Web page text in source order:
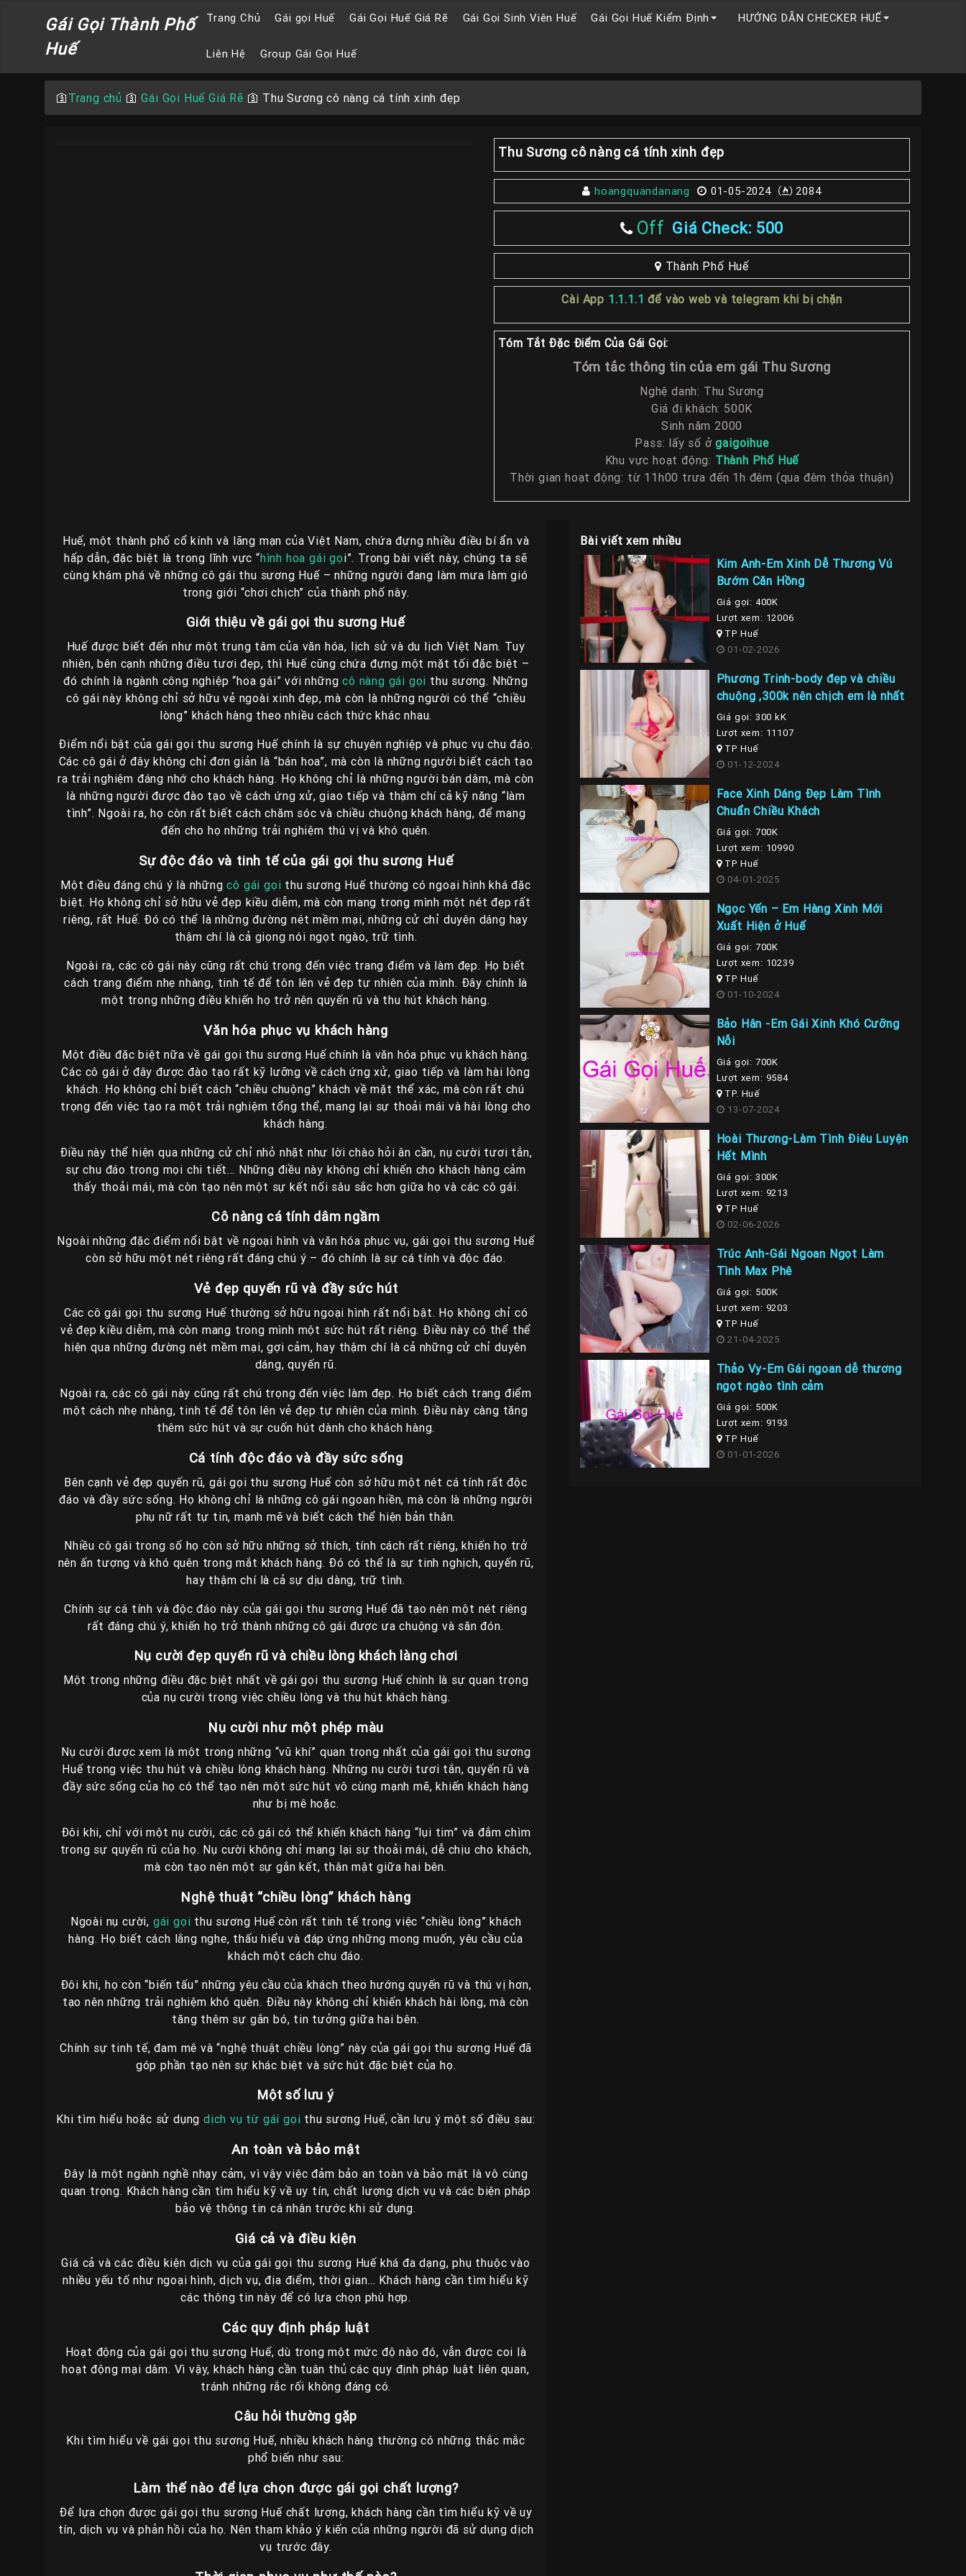
Gái Gọi Thành Phố
Huế
Trang Chủ Gái gọi Huế Gái Gọi Huế Giá Rẽ Gái Gọi Sinh Viên Huế Gái Gọi Huế Kiểm Định HƯỚNG DẪN CHECKER HUẾ
Liên Hệ Group Gái Gọi Huế
🛐 Trang chủ 🛐Gái Gọi Huế Giá Rẽ 🛐 Thu Sương cô nàng cá tính xinh đẹp
Thu Sương cô nàng cá tính xinh đẹp
hoangquandanang 01-05-2024 2084
Off Giá Check: 500
Thành Phố Huế
Cài App 1.1.1.1 để vào web và telegram khi bị chặn
Tóm Tắt Đặc Điểm Của Gái Gọi:
Tóm tắc thông tin của em gái Thu Sương
Nghệ danh: Thu Sương
Giá đi khách: 500K
Sinh năm 2000
Pass: lấy số ởgaigoihue
Khu vực hoạt động: Thành Phố Huế
Thời gian hoạt động: từ 11h00 trưa đến 1h đêm (qua đêm thỏa thuận)
Huế, một thành phố cổ kính và lãng mạn của Việt Nam, chứa đựng nhiều điều bí ẩn và
hấp dẫn, đặc biệt là trong lĩnh vực “hình hoa gái gọi”. Trong bài viết này, chúng ta sẽ
cùng khám phá về những cô gái thu sương Huế – những người đang làm mưa làm gió
trong giới “chơi chịch” của thành phố này.
Giới thiệu về gái gọi thu sương Huế
Huế được biết đến như một trung tâm của văn hóa, lịch sử và du lịch Việt Nam. Tuy
nhiên, bên cạnh những điều tươi đẹp, thì Huế cũng chứa đựng một mặt tối đặc biệt –
đó chính là ngành công nghiệp “hoa gái” với nhữngcô nàng gái gọi thu sương. Những
cô gái này không chỉ sở hữu vẻ ngoài xinh đẹp, mà còn là những người có thể “chiều
lòng” khách hàng theo nhiều cách thức khác nhau.
Điểm nổi bật của gái gọi thu sương Huế chính là sự chuyên nghiệp và phục vụ chu đáo.
Các cô gái ở đây không chỉ đơn giản là “bán hoa”, mà còn là những người biết cách tạo
ra trải nghiệm đáng nhớ cho khách hàng. Họ không chỉ là những người bán dâm, mà còn
là những người được đào tạo về cách ứng xử, giao tiếp và thậm chí cả kỹ năng “làm
tình”. Ngoài ra, họ còn rất biết cách chăm sóc và chiều chuộng khách hàng, để mang
đến cho họ những trải nghiệm thú vị và khó quên.
Sự độc đáo và tinh tế của gái gọi thu sương Huế
Một điều đáng chú ý là nhữngcô gái gọi thu sương Huế thường có ngoại hình khá đặc
biệt. Họ không chỉ sở hữu vẻ đẹp kiều diễm, mà còn mang trong mình một nét đẹp rất
riêng, rất Huế. Đó có thể là những đường nét mềm mại, những cử chỉ duyên dáng hay
thậm chí là cả giọng nói ngọt ngào, trữ tình.
Ngoài ra, các cô gái này cũng rất chú trọng đến việc trang điểm và làm đẹp. Họ biết
cách trang điểm nhẹ nhàng, tinh tế để tôn lên vẻ đẹp tự nhiên của mình. Đây chính là
một trong những điều khiến họ trở nên quyến rũ và thu hút khách hàng.
Văn hóa phục vụ khách hàng
Một điều đặc biệt nữa về gái gọi thu sương Huế chính là văn hóa phục vụ khách hàng.
Các cô gái ở đây được đào tạo rất kỹ lưỡng về cách ứng xử, giao tiếp và làm hài lòng
khách. Họ không chỉ biết cách “chiều chuộng” khách về mặt thể xác, mà còn rất chú
trọng đến việc tạo ra một trải nghiệm tổng thể, mang lại sự thoải mái và hài lòng cho
khách hàng.
Điều này thể hiện qua những cử chỉ nhỏ nhặt như lời chào hỏi ân cần, nụ cười tươi tắn,
sự chu đáo trong mọi chi tiết… Những điều này không chỉ khiến cho khách hàng cảm
thấy thoải mái, mà còn tạo nên một sự kết nối sâu sắc hơn giữa họ và các cô gái.
Cô nàng cá tính dâm ngầm
Ngoài những đặc điểm nổi bật về ngoại hình và văn hóa phục vụ, gái gọi thu sương Huế
còn sở hữu một nét riêng rất đáng chú ý – đó chính là sự cá tính và độc đáo.
Vẻ đẹp quyến rũ và đầy sức hút
Các cô gái gọi thu sương Huế thường sở hữu ngoại hình rất nổi bật. Họ không chỉ có
vẻ đẹp kiều diễm, mà còn mang trong mình một sức hút rất riêng. Điều này có thể thể
hiện qua những đường nét mềm mại, gợi cảm, hay thậm chí là cả những cử chỉ duyên
dáng, quyến rũ.
Ngoài ra, các cô gái này cũng rất chú trọng đến việc làm đẹp. Họ biết cách trang điểm
một cách nhẹ nhàng, tinh tế để tôn lên vẻ đẹp tự nhiên của mình. Điều này càng tăng
thêm sức hút và sự cuốn hút dành cho khách hàng.
Cá tính độc đáo và đầy sức sống
Bên cạnh vẻ đẹp quyến rũ, gái gọi thu sương Huế còn sở hữu một nét cá tính rất độc
đáo và đầy sức sống. Họ không chỉ là những cô gái ngoan hiền, mà còn là những người
phụ nữ rất tự tin, mạnh mẽ và biết cách thể hiện bản thân.
Nhiều cô gái trong số họ còn sở hữu những sở thích, tính cách rất riêng, khiến họ trở
nên ấn tượng và khó quên trong mắt khách hàng. Đó có thể là sự tinh nghịch, quyến rũ,
hay thậm chí là cả sự dịu dàng, trữ tình.
Chính sự cá tính và độc đáo này của gái gọi thu sương Huế đã tạo nên một nét riêng
rất đáng chú ý, khiến họ trở thành những cô gái được ưa chuộng và săn đón.
Nụ cười đẹp quyến rũ và chiều lòng khách làng chơi
Một trong những điều đặc biệt nhất về gái gọi thu sương Huế chính là sự quan trọng
của nụ cười trong việc chiều lòng và thu hút khách hàng.
Nụ cười như một phép màu
Nụ cười được xem là một trong những “vũ khí” quan trọng nhất của gái gọi thu sương
Huế trong việc thu hút và chiều lòng khách hàng. Những nụ cười tươi tắn, quyến rũ và
đầy sức sống của họ có thể tạo nên một sức hút vô cùng mạnh mẽ, khiến khách hàng
như bị mê hoặc.
Đôi khi, chỉ với một nụ cười, các cô gái có thể khiến khách hàng “lụi tim” và đắm chìm
trong sự quyến rũ của họ. Nụ cười không chỉ mang lại sự thoải mái, dễ chịu cho khách,
mà còn tạo nên một sự gắn kết, thân mật giữa hai bên.
Nghệ thuật “chiều lòng” khách hàng
Ngoài nụ cười, gái gọi thu sương Huế còn rất tinh tế trong việc “chiều lòng” khách
hàng. Họ biết cách lắng nghe, thấu hiểu và đáp ứng những mong muốn, yêu cầu của
khách một cách chu đáo.
Đôi khi, họ còn “biến tấu” những yêu cầu của khách theo hướng quyến rũ và thú vị hơn,
tạo nên những trải nghiệm khó quên. Điều này không chỉ khiến khách hài lòng, mà còn
tăng thêm sự gắn bó, tin tưởng giữa hai bên.
Chính sự tinh tế, đam mê và “nghệ thuật chiều lòng” này của gái gọi thu sương Huế đã
góp phần tạo nên sự khác biệt và sức hút đặc biệt của họ.
Một số lưu ý
Khi tìm hiểu hoặc sử dụng dịch vụ từ gái gọi thu sương Huế, cần lưu ý một số điều sau:
An toàn và bảo mật
Đây là một ngành nghề nhạy cảm, vì vậy việc đảm bảo an toàn và bảo mật là vô cùng
quan trọng. Khách hàng cần tìm hiểu kỹ về uy tín, chất lượng dịch vụ và các biện pháp
bảo vệ thông tin cá nhân trước khi sử dụng.
Giá cả và điều kiện
Giá cả và các điều kiện dịch vụ của gái gọi thu sương Huế khá đa dạng, phụ thuộc vào
nhiều yếu tố như ngoại hình, dịch vụ, địa điểm, thời gian… Khách hàng cần tìm hiểu kỹ
các thông tin này để có lựa chọn phù hợp.
Các quy định pháp luật
Hoạt động của gái gọi thu sương Huế, dù trong một mức độ nào đó, vẫn được coi là
hoạt động mại dâm. Vì vậy, khách hàng cần tuân thủ các quy định pháp luật liên quan,
tránh những rắc rối không đáng có.
Câu hỏi thường gặp
Khi tìm hiểu về gái gọi thu sương Huế, nhiều khách hàng thường có những thắc mắc
phổ biến như sau:
Làm thế nào để lựa chọn được gái gọi chất lượng?
Để lựa chọn được gái gọi thu sương Huế chất lượng, khách hàng cần tìm hiểu kỹ về uy
tín, dịch vụ và phản hồi của họ. Nên tham khảo ý kiến của những người đã sử dụng dịch
vụ trước đây.
Bài viết xem nhiều
Kim Anh-Em Xinh Dễ Thương Vú
Bướm Căn Hồng
Giá gọi: 400K
Lượt xem: 12006
TP Huế
01-02-2026
Phương Trinh-body đẹp và chiều
chuộng ,300k nên chịch em là nhất
Giá gọi: 300 kK
Lượt xem: 11107
TP Huế
01-12-2024
Face Xinh Dáng Đẹp Làm Tình
Chuẩn Chiều Khách
Giá gọi: 700K
Lượt xem: 10990
TP Huế
04-01-2025
Ngọc Yến – Em Hàng Xinh Mới
Xuất Hiện ở Huế
Giá gọi: 700K
Lượt xem: 10239
TP Huế
01-10-2024
Bảo Hân -Em Gái Xinh Khó Cưỡng
Nỗi
Giá gọi: 700K
Lượt xem: 9584
TP. Huế
13-07-2024
Hoài Thương-Làm Tình Điêu Luyện
Hết Mình
Giá gọi: 300K
Lượt xem: 9213
TP Huế
02-06-2026
Trúc Anh-Gái Ngoan Ngọt Làm
Tình Max Phê
Giá gọi: 500K
Lượt xem: 9203
TP Huế
21-04-2025
Thảo Vy-Em Gái ngoan dễ thương
ngọt ngào tình cảm
Giá gọi: 500K
Lượt xem: 9193
TP Huế
01-01-2026